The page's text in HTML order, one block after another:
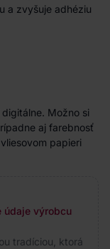
a zvyšuje adhéziu
Možno si
aj farebnosť
papieri
údaje výrobcu
tradíciou, ktorá